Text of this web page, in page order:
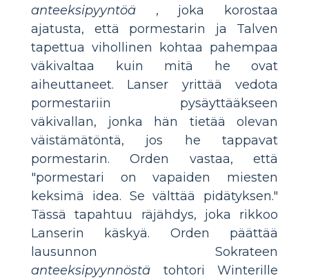
anteeksipyyntöä , joka korostaa
ajatusta, että pormestarin ja Talven
tapettua vihollinen kohtaa pahempaa
väkivaltaa kuin mitä he ovat
aiheuttaneet. Lanser yrittää vedota
pormestariin pysäyttääkseen
väkivallan, jonka hän tietää olevan
väistämätöntä, jos he tappavat
pormestarin. Orden vastaa, että
"pormestari on vapaiden miesten
keksimä idea. Se välttää pidätyksen."
Tässä tapahtuu räjähdys, joka rikkoo
Lanserin käskyä. Orden päättää
lausunnon Sokrateen
anteeksipyynnöstä tohtori Winterille